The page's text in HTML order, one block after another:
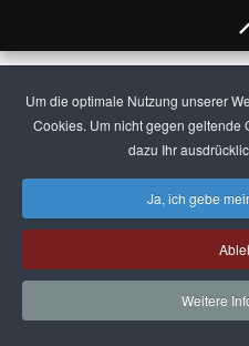
Um die optimale Nutzung unserer
Cookies. Um nicht gegen geltende
dazu Ihr
Ja, ich gebe
Weitere